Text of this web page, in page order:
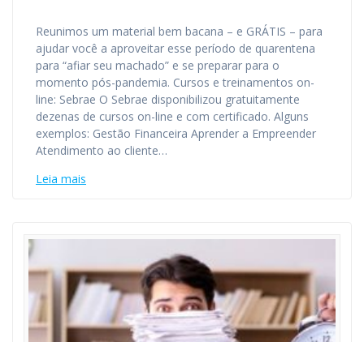
Reunimos um material bem bacana – e GRÁTIS – para
ajudar você a aproveitar esse período de quarentena
para “afiar seu machado” e se preparar para o
momento pós-pandemia. Cursos e treinamentos on-
line: Sebrae O Sebrae disponibilizou gratuitamente
dezenas de cursos on-line e com certificado. Alguns
exemplos: Gestão Financeira Aprender a Empreender
Atendimento ao cliente…
Leia mais